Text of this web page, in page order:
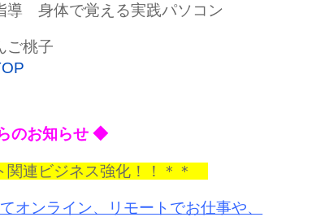
導 身体で覚える実践パソコン
ご桃子
のお知らせ ◆
関連ビジネス強化！！＊＊
オンライン、リモートでお仕事や、